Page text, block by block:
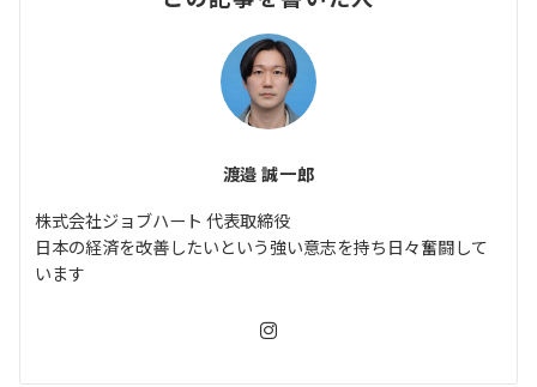
渡邉 誠一郎
株式会社ジョブハート 代表取締役
日本の経済を改善したいという強い意志を持ち日々奮闘して
います